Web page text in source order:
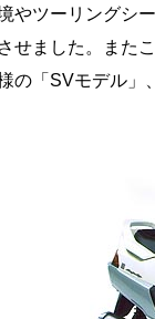
やツーリングシ
せました。また
の「SVモデル」